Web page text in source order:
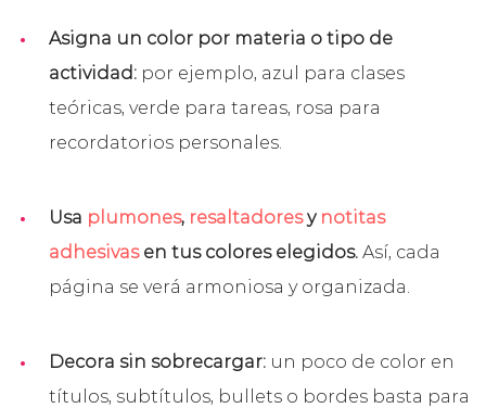
Asigna un color por materia o tipo de
actividad: por ejemplo, azul para clases
teóricas, verde para tareas, rosa para
recordatorios personales.
Usa plumones, resaltadoresy notitas
adhesivasen tus colores elegidos. Así, cada
página se verá armoniosa y organizada.
Decora sin sobrecargar: un poco de color en
títulos, subtítulos, bullets o bordes basta para